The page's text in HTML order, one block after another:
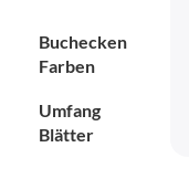
Buchecken
Farben
Umfang
Blätter